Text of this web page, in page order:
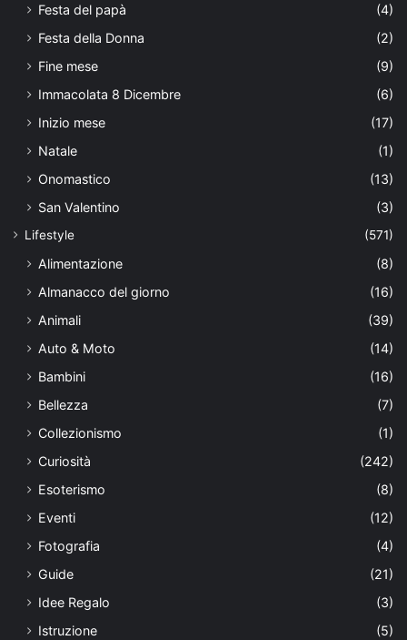
Festa del papà
(4)
Festa della Donna
(2)
Fine mese
(9)
Immacolata 8 Dicembre
(6)
Inizio mese
(17)
Natale
(1)
Onomastico
(13)
San Valentino
(3)
Lifestyle (571)
Alimentazione
(8)
Almanacco del giorno
(16)
Animali
(39)
Auto & Moto
(14)
Bambini
(16)
Bellezza
(7)
Collezionismo
(1)
Curiosità
(242)
Esoterismo
(8)
Eventi
(12)
Fotografia
(4)
Guide
(21)
Idee Regalo
(3)
Istruzione
(5)